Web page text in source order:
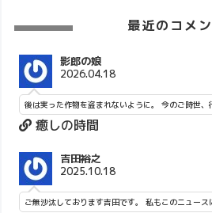
最近のコメ
影郎の娘
2026.04.18
後は実った作物を盗まれないように。 今のご時世、
癒しの時間
吉田裕之
2025.10.18
ご無沙汰しております吉田です。 私もこのニュース